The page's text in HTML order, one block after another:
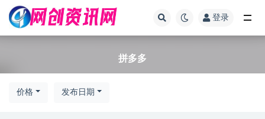
登录
拼多多
价格 发布日期